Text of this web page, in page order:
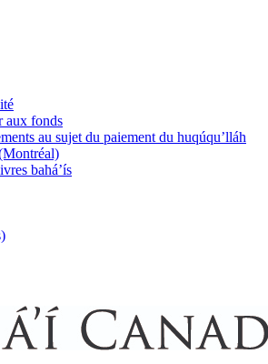
aux fonds
au sujet du paiement du huqúqu’lláh
bahá’ís